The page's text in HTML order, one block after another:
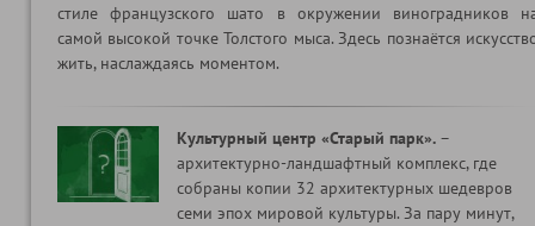
стиле французского шато в окружении виноградников
самой высокой точке Толстого мыса. Здесь познаётся
жить, наслаждаясь моментом.
Культурный центр «Старый парк». –
архитектурно-ландшафтный комплекс, где
собраны копии 32 архитектурных шедевров
семи эпох мировой культуры. За пару минут,